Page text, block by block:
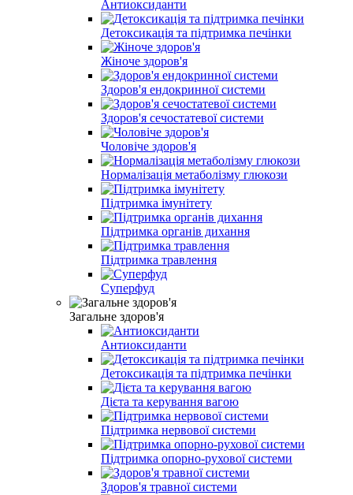
Антиоксиданти
Детоксикація та підтримка печінки
Жіноче здоров'я
Здоров'я ендокринної системи
Здоров'я сечостатевої системи
Чоловіче здоров'я
Нормалізація метаболізму глюкози
Підтримка імунітету
Підтримка органів дихання
Підтримка травлення
Суперфуд
Загальне здоров'я
Антиоксиданти
Детоксикація та підтримка печінки
Дієта та керування вагою
Підтримка нервової системи
Підтримка опорно-рухової системи
Здоров'я травної системи